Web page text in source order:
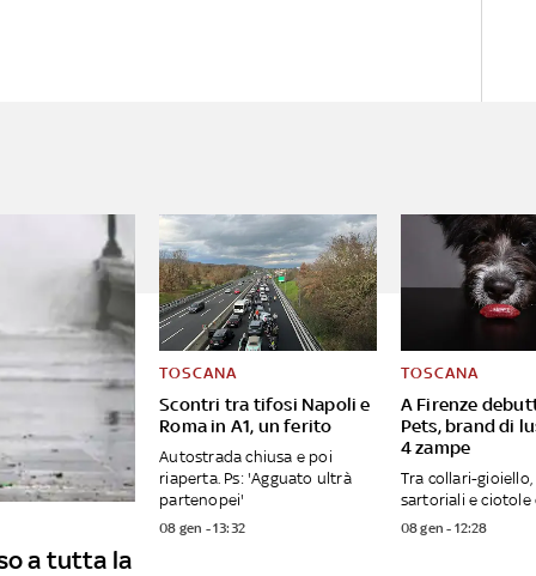
a tutta la
Scontri tra tifosi Napoli e
Roma in A1, un ferito
TOSCANA
Autostrada chiusa e poi
riaperta. Ps: 'Agguato ultrà
partenopei'
08 gen - 13:32
A Firenze
Pets, brand di
4 zampe
TOSCANA
Tra collari-
sartoriali e ciotole
08 gen - 12:28